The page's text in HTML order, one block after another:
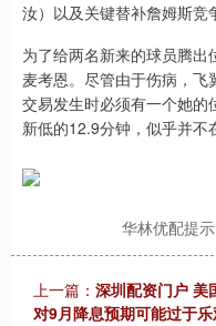
汝）以及关键替补詹姆斯竞
为了给两名新来的球员腾
麦考恩。尽管由于伤病，
交易发生时必须有一个她
新低的12.9分钟，似乎并不
华林优配提
上一篇： 深圳配资门户 美
对9月降息预期可能过于